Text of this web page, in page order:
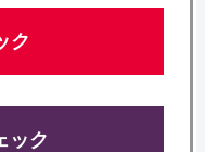
ク
ック